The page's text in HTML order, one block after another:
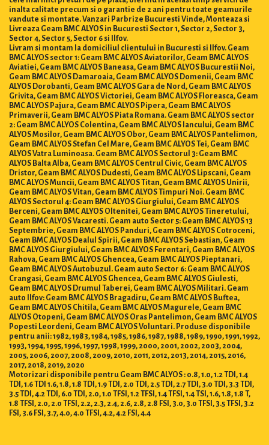
inalta calitate precum si o garantie de 2 ani pentru toate geamurile
vandute si montate. Vanzari Parbrize Bucuresti Vinde, Monteaza si
Livreaza Geam BMC ALYOS in Bucuresti Sector 1, Sector 2, Sector 3,
Sector 4, Sector 5, Sector 6 si Ilfov.
Livram si montam la domiciliul clientului in Bucuresti si Ilfov. Geam
BMC ALYOS sector 1: Geam BMC ALYOS Aviatorilor, Geam BMC ALYOS
Aviatiei, Geam BMC ALYOS Baneasa, Geam BMC ALYOS Bucurestii Noi,
Geam BMC ALYOS Damaroaia, Geam BMC ALYOS Domenii, Geam BMC
ALYOS Dorobanti, Geam BMC ALYOS Gara de Nord, Geam BMC ALYOS
Grivita, Geam BMC ALYOS Victoriei, Geam BMC ALYOS Floreasca, Geam
BMC ALYOS Pajura, Geam BMC ALYOS Pipera, Geam BMC ALYOS
Primaverii, Geam BMC ALYOS Piata Romana. Geam BMC ALYOS sector
2: Geam BMC ALYOS Colentina, Geam BMC ALYOS Iancului, Geam BMC
ALYOS Mosilor, Geam BMC ALYOS Obor, Geam BMC ALYOS Pantelimon,
Geam BMC ALYOS Stefan Cel Mare, Geam BMC ALYOS Tei, Geam BMC
ALYOS Vatra Luminoasa. Geam BMC ALYOS Sectorul 3: Geam BMC
ALYOS Balta Alba, Geam BMC ALYOS Centrul Civic, Geam BMC ALYOS
Dristor, Geam BMC ALYOS Dudesti, Geam BMC ALYOS Lipscani, Geam
BMC ALYOS Muncii, Geam BMC ALYOS Titan, Geam BMC ALYOS Unirii,
Geam BMC ALYOS Vitan, Geam BMC ALYOS Timpuri Noi. Geam BMC
ALYOS Sectorul 4: Geam BMC ALYOS Giurgiului, Geam BMC ALYOS
Berceni, Geam BMC ALYOS Oltenitei, Geam BMC ALYOS Tineretului,
Geam BMC ALYOS Vacaresti. Geam auto Sector 5: Geam BMC ALYOS 13
Septembrie, Geam BMC ALYOS Panduri, Geam BMC ALYOS Cotroceni,
Geam BMC ALYOS Dealul Spirii, Geam BMC ALYOS Sebastian, Geam
BMC ALYOS Giurgiului, Geam BMC ALYOS Ferentari, Geam BMC ALYOS
Rahova, Geam BMC ALYOS Ghencea, Geam BMC ALYOS Pieptanari,
Geam BMC ALYOS Autobuzul. Geam auto Sector 6: Geam BMC ALYOS
Crangasi, Geam BMC ALYOS Ghencea, Geam BMC ALYOS Giulesti,
Geam BMC ALYOS Drumul Taberei, Geam BMC ALYOS Militari. Geam
auto Ilfov: Geam BMC ALYOS Bragadiru, Geam BMC ALYOS Buftea,
Geam BMC ALYOS Chitila, Geam BMC ALYOS Magurele, Geam BMC
ALYOS Otopeni, Geam BMC ALYOS Oras Pantelimon, Geam BMC ALYOS
Popesti Leordeni, Geam BMC ALYOS Voluntari. Produse disponibile
pentru anii: 1982, 1983, 1984, 1985, 1986, 1987, 1988, 1989, 1990, 1991, 1992,
1993, 1994, 1995, 1996, 1997, 1998, 1999, 2000, 2001, 2002, 2003, 2004,
2005, 2006, 2007, 2008, 2009, 2010, 2011, 2012, 2013, 2014, 2015, 2016,
2017, 2018, 2019, 2020
Motorizari disponibile pentru Geam BMC ALYOS : 0.8, 1.0, 1.2 TDI, 1.4
TDI, 1.6 TDI 1.6, 1.8, 1.8 TDI, 1.9 TDI, 2.0 TDI, 2.5 TDI, 2.7 TDI, 3.0 TDI, 3.3 TDI,
3.5 TDI, 4.2 TDI, 6.0 TDI, 2.0, 1.0 TFSI, 1.2 TFSI, 1.4 TFSI, 1.4 TSI, 1.6, 1.8, 1.8 T,
1.8 TFSI, 2.0, 2.0 TFSI, 2.2, 2.3, 2.4, 2.6, 2.8, 2.8 FSI, 3.0, 3.0 TFSI, 3.5 TFSI, 3.2
FSI, 3.6 FSI, 3.7, 4.0, 4.0 TFSI, 4.2, 4.2 FSI, 4.4